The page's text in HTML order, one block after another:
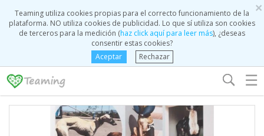
×
Teaming utiliza cookies propias para el correcto funcionamiento de la
plataforma. NO utiliza cookies de publicidad. Lo que sí utiliza son cookies
de terceros para la medición (haz click aquí para leer más), ¿deseas
consentir estas cookies?
Aceptar
Rechazar
☰